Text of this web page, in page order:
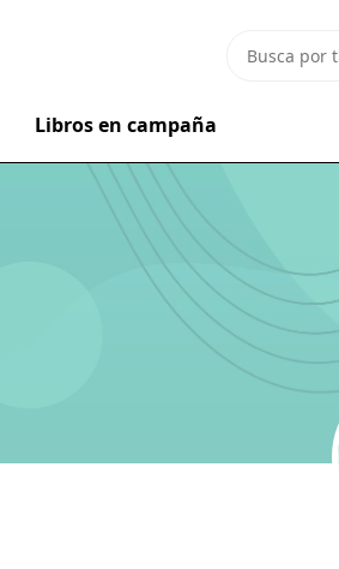
Libros en campaña